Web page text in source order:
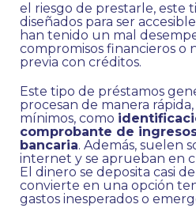
el riesgo de prestarle, este
diseñados para ser
han tenido un mal
compromisos financieros o
previa con créditos.
Este tipo de préstamos
procesan de manera
mínimos, como
comprobante de
bancaria. Además, suelen
internet y se aprueban en
El dinero se deposita casi
convierte en una opción
gastos inesperados o